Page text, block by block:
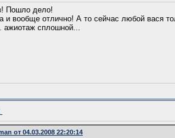
Пошло дело!
и вообще отлично! А то сейчас любой вася
ажиотаж сплошной...
от 04.03.2008 22:20:14